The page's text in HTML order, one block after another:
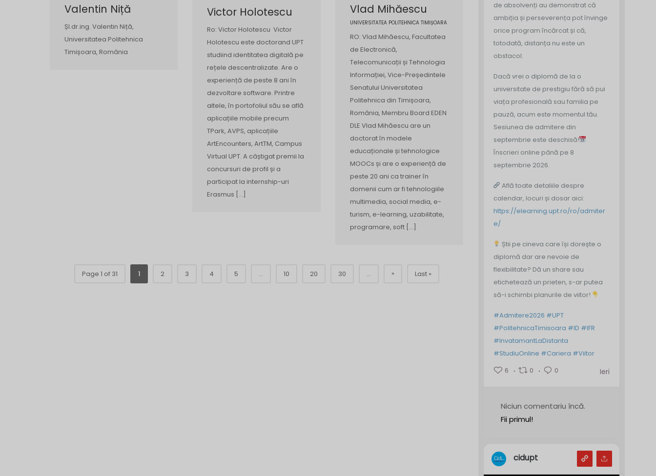
Valentin Niță
Șl.dr.ing. Valentin Niță,
Universitatea Politehnica
Timișoara, România
Victor Holotescu
Ro: Victor Holotescu Victor
Holotescu este doctorand UPT
studiind identitatea digitală pe
rețele descentralizate. Are o
experiență de peste 8 ani în
dezvoltare software. Printre
altele, în portofoliul său se află
aplicațiile mobile precum
TPark, AVPS, aplicațiile
ArtEncounters, ArtTM, Campus
Virtual UPT. A câștigat premii la
concursuri de profil și a
participat la internship-uri
Erasmus […]
Vlad Mihăescu
UNIVERSITATEA POLITEHNICA TIMIȘOARA
RO: Vlad Mihăescu, Facultatea
de Electronică,
Telecomunicații și Tehnologia
Informației, Vice-Președintele
Senatului Universitatea
Politehnica din Timișoara,
România, Membru Board EDEN
DLE Vlad Mihăescu are un
doctorat în modele
educaționale și tehnologice
MOOCs și are o experiență de
peste 20 ani ca trainer în
domenii cum ar fi tehnologiile
multimedia, social media, e-
turism, e-learning, uzabilitate,
programare, soft […]
Page 1 of 31 1 2 3 4 5 ... 10 20 30 ... » Last »
de absolvenți au demonstrat că
ambiția și perseverența pot învinge
orice program încărcat și că,
totodată, distanța nu este un
obstacol.
Dacă vrei o diplomă de la o
universitate de prestigiu fără să pui
viața profesională sau familia pe
pauză, acum este momentul tău.
Sesiunea de admitere din
septembrie este deschisă!
Înscrieri online până pe 8
septembrie 2026.
Află toate detaliile despre
calendar, locuri și dosar aici:
https://elearning.upt.ro/ro/admiter
e/
Știi pe cineva care își dorește o
diplomă dar are nevoie de
flexibilitate? Dă un share sau
etichetează un prieten, s-ar putea
să-i schimbi planurile de viitor!
#Admitere2026 #UPT
#PolitehnicaTimisoara #ID #IFR
#InvatamantLaDistanta
#StudiuOnline #Cariera #Viitor
6
0 0 Ieri
Niciun comentariu încă.
Fii primul!
cidupt